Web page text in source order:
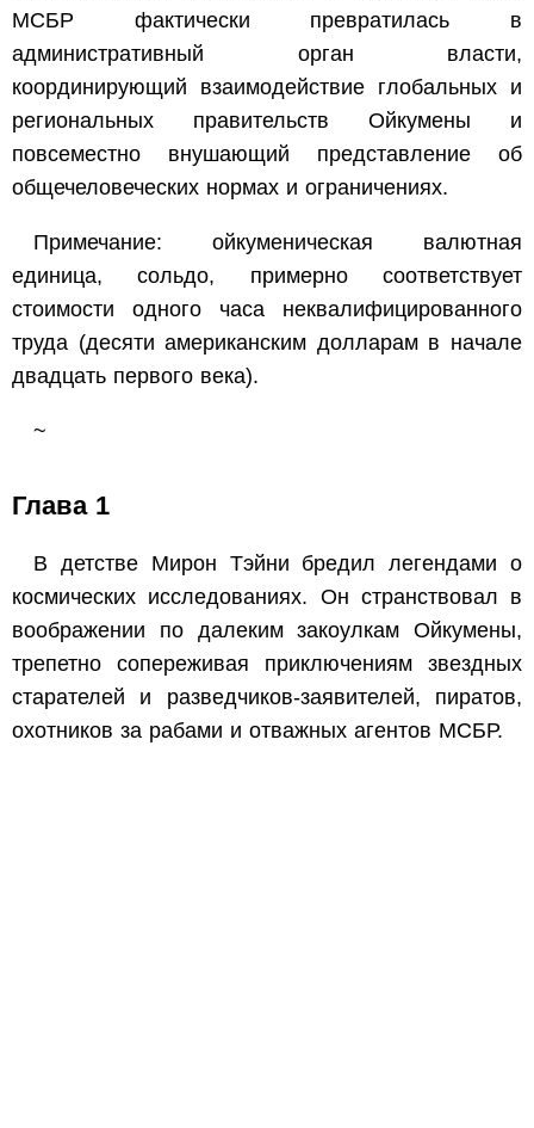
МСБР фактически превратилась в
административный орган власти,
координирующий взаимодействие глобальных и
региональных правительств Ойкумены и
повсеместно внушающий представление об
общечеловеческих нормах и ограничениях.
Примечание: ойкуменическая валютная
единица, сольдо, примерно соответствует
стоимости одного часа неквалифицированного
труда (десяти американским долларам в начале
двадцать первого века).
~
Глава 1
В детстве Мирон Тэйни бредил легендами о
космических исследованиях. Он странствовал в
воображении по далеким закоулкам Ойкумены,
трепетно сопереживая приключениям звездных
старателей и разведчиков-заявителей, пиратов,
охотников за рабами и отважных агентов МСБР.